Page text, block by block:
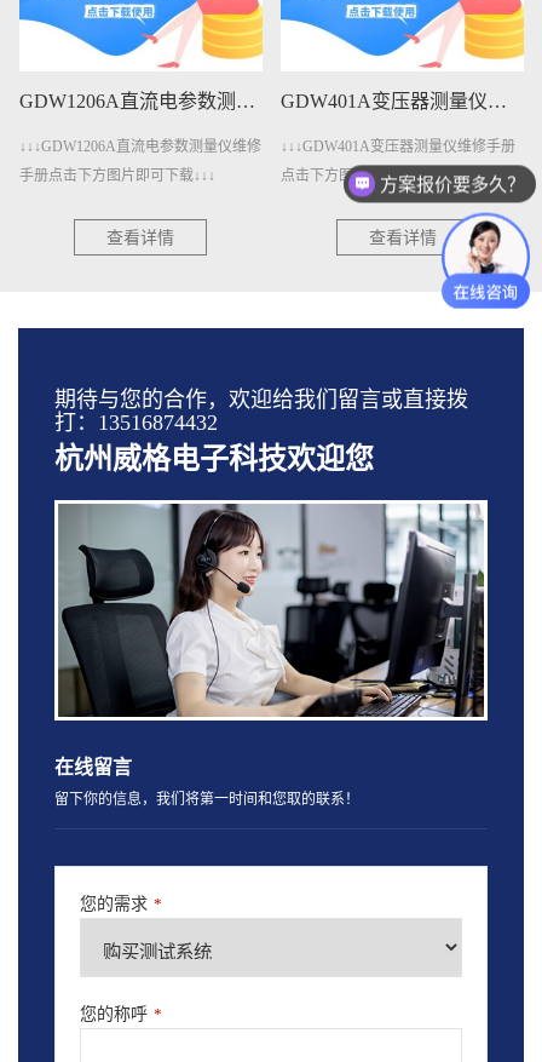
GDW1206A直流电参数测量仪维修手册下载
↓↓↓GDW1206A直流电参数测量仪维修
手册点击下方图片即可下载↓↓↓
查看详情
GDW401A变压器测量仪维修手册下载
↓↓↓GDW401A变压器测量仪维修手册
点击下方图片即可下载↓↓↓
查看详情
期待与您的合作，欢迎给我们留言或直接拨
打：13516874432
杭州威格电子科技欢迎您
在线留言
留下你的信息，我们将第一时间和您取的联系！
您的需求 *
您的称呼 *
方案报价要多久？